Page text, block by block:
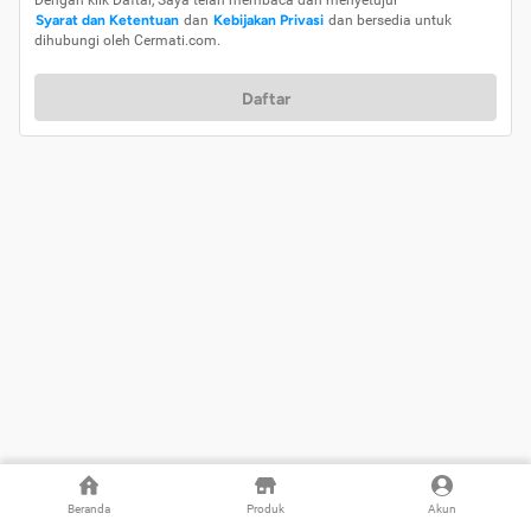
Beranda Produk Akun
Syarat dan Ketentuan dan Kebijakan Privasi dan bersedia untuk
dihubungi oleh Cermati.com.
Daftar